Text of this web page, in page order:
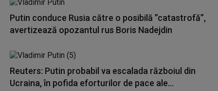
Putin conduce Rusia către o posibilă ”catastrofă”,
avertizează opozantul rus Boris Nadejdin
Reuters: Putin probabil va escalada războiul din
Ucraina, în pofida eforturilor de pace ale...